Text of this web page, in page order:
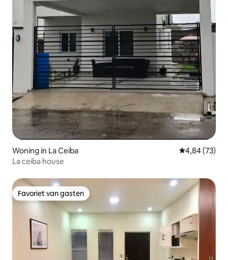
Woning in La Ceiba Gemiddelde
4,84 (73)
La ceiba house
Favoriet van gasten
Favoriet van gasten